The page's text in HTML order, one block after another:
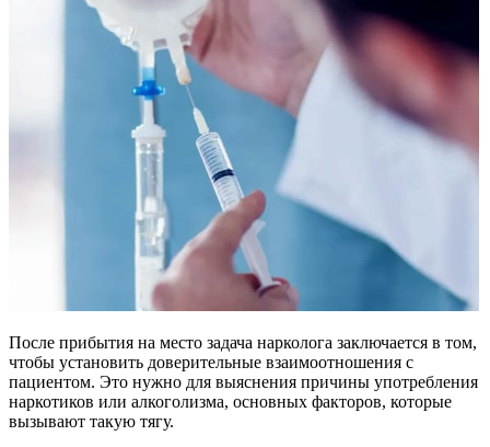
После прибытия на место задача нарколога заключается в том,
чтобы установить доверительные взаимоотношения с
пациентом. Это нужно для выяснения причины употребления
наркотиков или алкоголизма, основных факторов, которые
вызывают такую тягу.